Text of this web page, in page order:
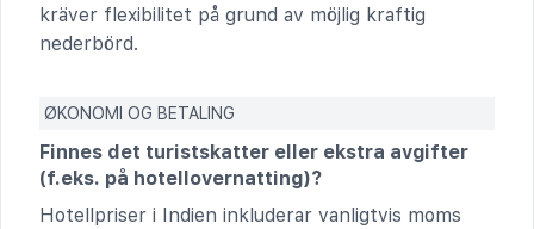
kräver flexibilitet på grund av möjlig kraftig
nederbörd.
ØKONOMI OG BETALING
Finnes det turistskatter eller ekstra avgifter
(f.eks. på hotellovernatting)?
Hotellpriser i Indien inkluderar vanligtvis moms